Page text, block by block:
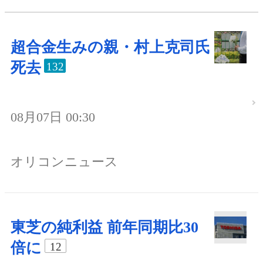
超合金生みの親・村上克司氏
死去 132
08月07日 00:30
オリコンニュース
東芝の純利益 前年同期比30
倍に
12